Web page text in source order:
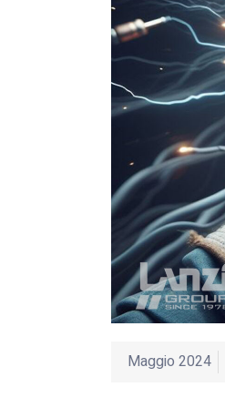
Maggio 2024